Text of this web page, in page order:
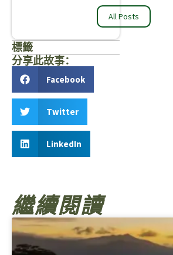
All Posts
標籤
分享此故事：
Facebook
Twitter
LinkedIn
繼續閱讀